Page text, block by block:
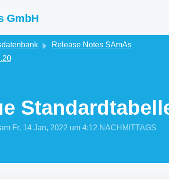
GmbH
Release Notes SAmAs
Fr, 14 Jan, 2022 um 4:12 NACHMITTAGS